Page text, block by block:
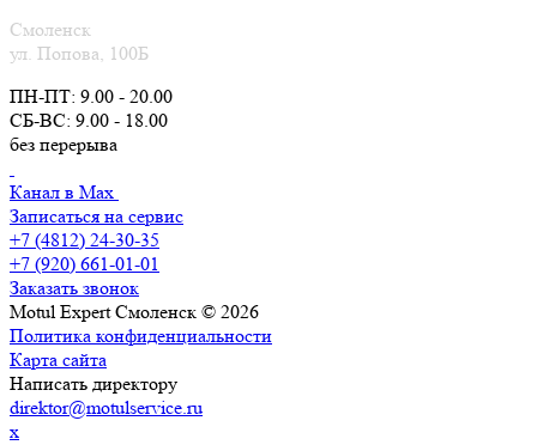
Смоленск
ул. Попова, 100Б
ПН-ПТ: 9.00 - 20.00
СБ-ВС: 9.00 - 18.00
без перерыва
Канал в Max
Записаться на сервис
+7 (4812) 24-30-35
+7 (920) 661-01-01
Заказать звонок
Motul Expert Смоленск © 2026
Политика конфиденциальности
Карта сайта
Написать директору
direktor@motulservice.ru
x